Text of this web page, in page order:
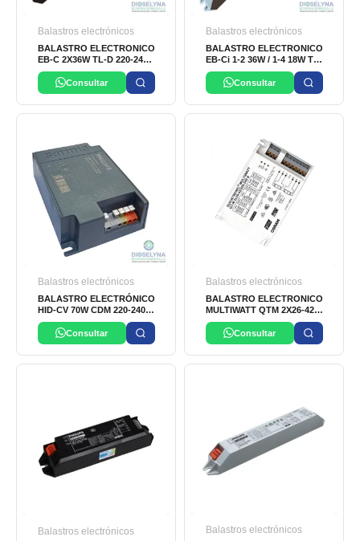
Balastros electrónicos
BALASTRO ELECTRONICO
EB-C 2X36W TL-D 220-240V
PHILIPS
Consultar
Balastros electrónicos
BALASTRO ELECTRONICO
EB-Ci 1-2 36W / 1-4 18W TL-
D 220-240V PHILIPS
Consultar
Balastros electrónicos
BALASTRO ELECTRÓNICO
HID-CV 70W CDM 220-240V
PHILIPS
Consultar
Balastros electrónicos
BALASTRO ELECTRONICO
MULTIWATT QTM 2X26-42W
220-240V QUICKTRONIC
OSRAMConsultar
Balastros electrónicos Balastros electrónicos